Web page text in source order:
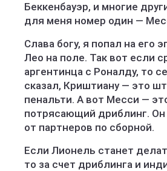
Беккенбауэр, и многие
для меня номер один —
Слава богу, я попал на его
Лео на поле. Так вот если
аргентинца с Роналду, то
сказал, Криштиану — это
пенальти. А вот Месси —
потрясающий дриблинг. Он
от партнеров по сборной.
Если Лионель станет
то за счет дриблинга и